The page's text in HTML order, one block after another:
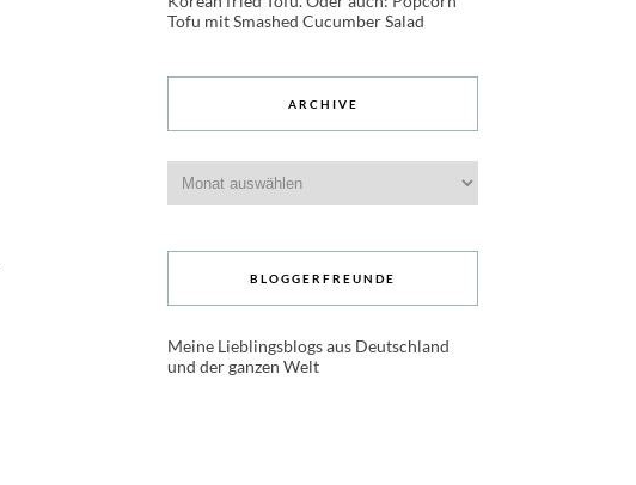
Tofu mit Smashed Cucumber Salad
ARCHIVE
BLOGGERFREUNDE
Meine Lieblingsblogs aus Deutschland
und der ganzen Welt